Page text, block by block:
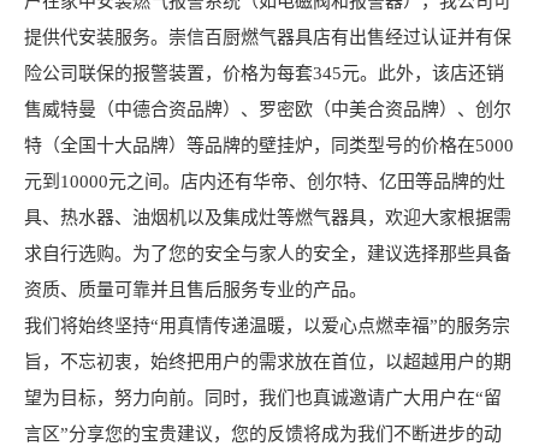
提供代安装服务。崇信百厨燃气器具店有出售经过认证并有保
险公司联保的报警装置，价格为每套345元。此外，该店还销
售威特曼（中德合资品牌）、罗密欧（中美合资品牌）、创尔
特（全国十大品牌）等品牌的壁挂炉，同类型号的价格在5000
元到10000元之间。店内还有华帝、创尔特、亿田等品牌的灶
具、热水器、油烟机以及集成灶等燃气器具，欢迎大家根据需
求自行选购。为了您的安全与家人的安全，建议选择那些具备
资质、质量可靠并且售后服务专业的产品。
我们将始终坚持“用真情传递温暖，以爱心点燃幸福”的服务宗
旨，不忘初衷，始终把用户的需求放在首位，以超越用户的期
望为目标，努力向前。同时，我们也真诚邀请广大用户在“留
言区”分享您的宝贵建议，您的反馈将成为我们不断进步的动